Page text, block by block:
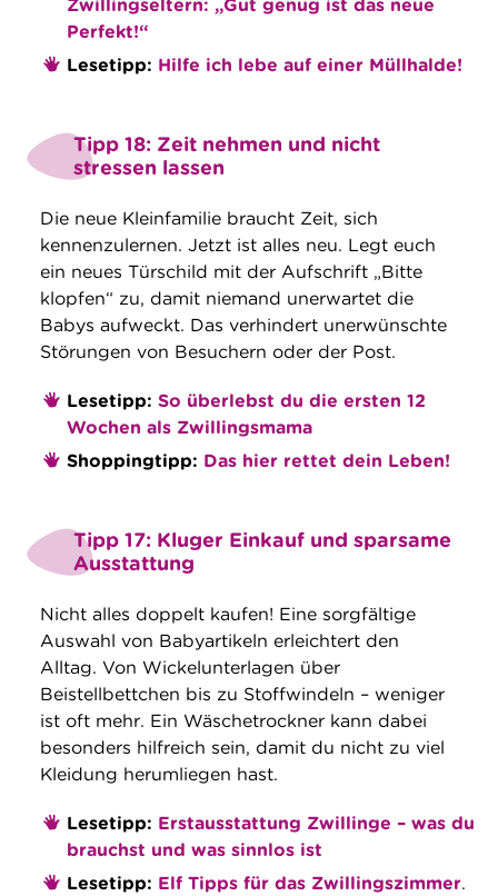
Zwillingseltern: „Gut genug ist das neue
Perfekt!“
Lesetipp: Hilfe ich lebe auf einer Müllhalde!
Tipp 18: Zeit nehmen und nicht
stressen lassen
Die neue Kleinfamilie braucht Zeit, sich
kennenzulernen. Jetzt ist alles neu. Legt euch
ein neues Türschild mit der Aufschrift „Bitte
klopfen“ zu, damit niemand unerwartet die
Babys aufweckt. Das verhindert unerwünschte
Störungen von Besuchern oder der Post.
Lesetipp: So überlebst du die ersten 12
Wochen als Zwillingsmama
Shoppingtipp: Das hier rettet dein Leben!
Tipp 17: Kluger Einkauf und sparsame
Ausstattung
Nicht alles doppelt kaufen! Eine sorgfältige
Auswahl von Babyartikeln erleichtert den
Alltag. Von Wickelunterlagen über
Beistellbettchen bis zu Stoffwindeln – weniger
ist oft mehr. Ein Wäschetrockner kann dabei
besonders hilfreich sein, damit du nicht zu viel
Kleidung herumliegen hast.
Lesetipp: Erstausstattung Zwillinge – was du
brauchst und was sinnlos ist
Lesetipp: Elf Tipps für das Zwillingszimmer.